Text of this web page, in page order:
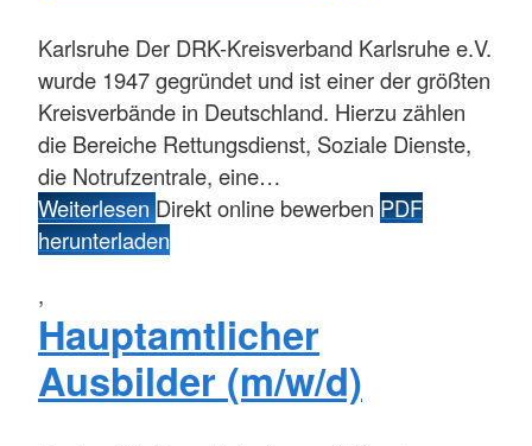
Karlsruhe Der DRK-Kreisverband Karlsruhe e.V.
wurde 1947 gegründet und ist einer der größten
Kreisverbände in Deutschland. Hierzu zählen
die Bereiche Rettungsdienst, Soziale Dienste,
die Notrufzentrale, eine…
WeiterlesenDirekt online bewerben PDF
herunterladen
,
Hauptamtlicher
Ausbilder (m/w/d)